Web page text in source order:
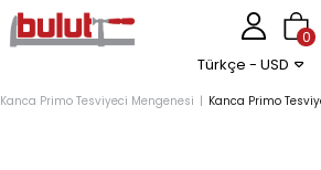
Türkçe - USD
0
Kanca Primo Tesviyeci Mengenesi Kanca Primo